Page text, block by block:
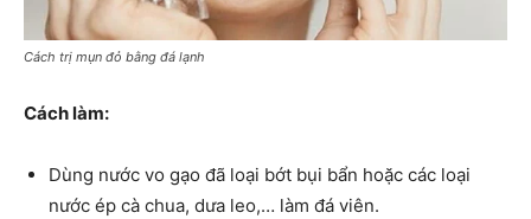
Cách trị mụn đỏ bằng đá lạnh
Cách làm:
Dùng nước vo gạo đã loại bớt bụi bẩn hoặc các loại
nước ép cà chua, dưa leo,… làm đá viên.